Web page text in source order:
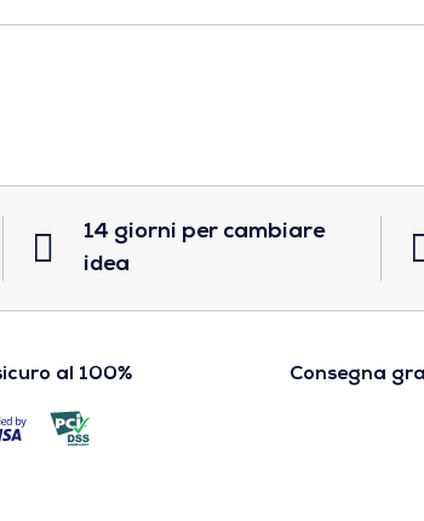
14 giorni per cambiare
idea
al 100% Consegna